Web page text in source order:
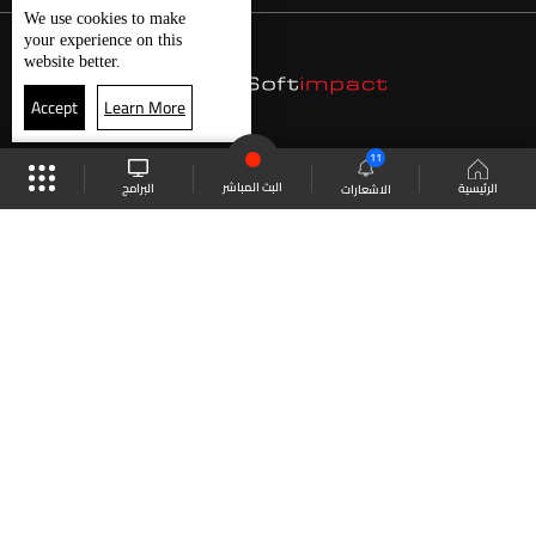
الرئيسية الاشعارات
11
البث المباشر البرامج
We use cookies to make
your experience on this
website better.
Accept Learn More
موقع البرامج الجدول البث المباشر